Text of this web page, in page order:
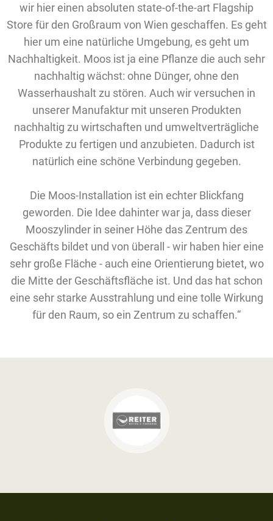
wir hier einen absoluten state-of-the-art Flagship
Store für den Großraum von Wien geschaffen. Es geht
hier um eine natürliche Umgebung, es geht um
Nachhaltigkeit. Moos ist ja eine Pflanze die auch sehr
nachhaltig wächst: ohne Dünger, ohne den
Wasserhaushalt zu stören. Auch wir versuchen in
unserer Manufaktur mit unseren Produkten
nachhaltig zu wirtschaften und umweltverträgliche
Produkte zu fertigen und anzubieten. Dadurch ist
natürlich eine schöne Verbindung gegeben.
Die Moos-Installation ist ein echter Blickfang
geworden. Die Idee dahinter war ja, dass dieser
Mooszylinder in seiner Höhe das Zentrum des
Geschäfts bildet und von überall - wir haben hier eine
sehr große Fläche - auch eine Orientierung bietet, wo
die Mitte der Geschäftsfläche ist. Und das hat schon
eine sehr starke Ausstrahlung und eine tolle Wirkung
für den Raum, so ein Zentrum zu schaffen.“